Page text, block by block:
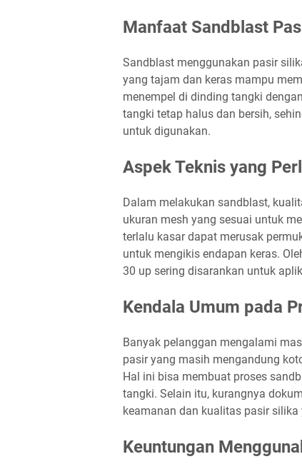
Manfaat Sandblast
Sandblast menggunakan pasir
yang tajam dan keras mampu
menempel di dinding tangki
tangki tetap halus dan bersih,
untuk digunakan.
Aspek Teknis yang
Dalam melakukan sandblast,
ukuran mesh yang sesuai untuk
terlalu kasar dapat merusak
untuk mengikis endapan keras.
30 up sering disarankan untuk
Kendala Umum pada
Banyak pelanggan mengalami
pasir yang masih mengandung
Hal ini bisa membuat proses
tangki. Selain itu, kurangnya
keamanan dan kualitas pasir silika
Keuntungan